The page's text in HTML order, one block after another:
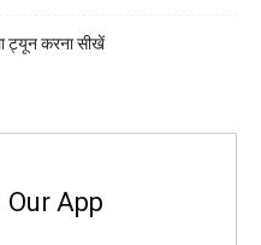
ट्यून करना सीखें
App